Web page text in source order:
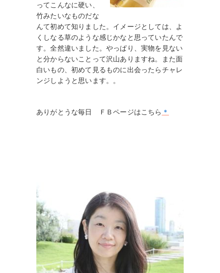
ってこんなに硬い、
竹みたいなものだな
んて初めて知りました。イメージとしては、よ
くしなる草のような感じかなと思っていたんで
す。全然違いました。やっぱり、実物を見ない
と分からないことって沢山ありますね。また面
白いもの、初めて見るものに出会ったらチャレ
ンジしようと思います。。
ありがとうな毎日 ＦＢページはこちら ＊